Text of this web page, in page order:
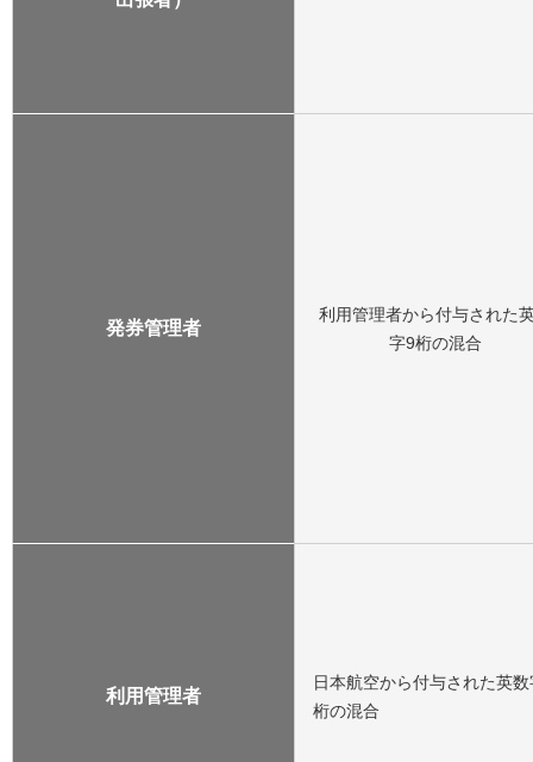
発券管理者
利用管理者から付与された
字9桁の混合
利用管理者
日本航空から付与された英
桁の混合